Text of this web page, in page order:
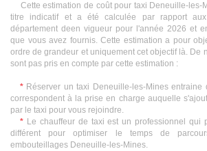
Cette estimation de coût pour taxi Deneuille-les-
titre indicatif et a été calculée par rapport
département deen vigueur pour l'année 2026 et
que vous avez fournis. Cette estimation a pour
ordre de grandeur et uniquement cet objectif là. De
sont pas pris en compte par cette estimation :
*Réserver un taxi Deneuille-les-Mines entraine
correspondent à la prise en charge auquelle
par le taxi pour vous rejoindre.
* Le chauffeur de taxi est un professionnel qui
différent pour optimiser le temps de
embouteillages Deneuille-les-Mines.